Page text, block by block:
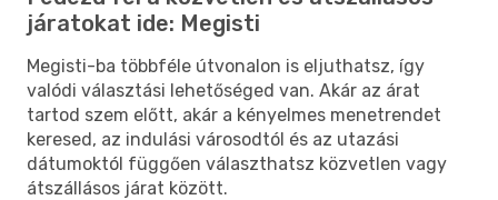
járatokat ide: Megisti
Megisti-ba többféle útvonalon is eljuthatsz, így
valódi választási lehetőséged van. Akár az árat
tartod szem előtt, akár a kényelmes menetrendet
keresed, az indulási városodtól és az utazási
dátumoktól függően választhatsz közvetlen vagy
átszállásos járat között.